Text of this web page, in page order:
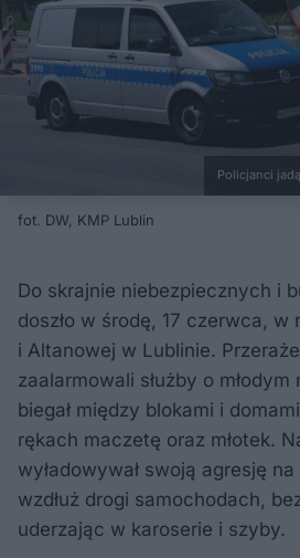
Policjanci
fot. DW, KMP Lublin
Do skrajnie niebezpiecznych i
doszło w środę, 17 czerwca, w
i Altanowej w Lublinie.
zaalarmowali służby o
biegał między blokami i
rękach maczetę oraz młotek.
wyładowywał swoją agresję
wzdłuż drogi samochodach,
uderzając w karoserie i szyby.